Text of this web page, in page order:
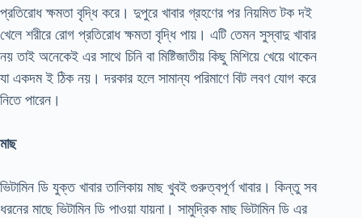
প্রতিরোধ ক্ষমতা বৃদ্ধি করে। দুপুরে খাবার গ্রহণের পর নিয়মিত টক দই
খেলে শরীরে রোগ প্রতিরোধ ক্ষমতা বৃদ্ধি পায়। এটি তেমন সুস্বাদু খাবার
নয় তাই অনেকেই এর সাথে চিনি বা মিষ্টিজাতীয় কিছু মিশিয়ে খেয়ে থাকেন
যা একদম ই ঠিক নয়। দরকার হলে সামান্য পরিমাণে বিট লবণ যোগ করে
নিতে পারেন।
মাছ
ভিটামিন ডি যুক্ত খাবার তালিকায় মাছ খুবই গুরুত্বপূর্ণ খাবার। কিন্তু সব
ধরনের মাছে ভিটামিন ডি পাওয়া যায়না। সামুদ্রিক মাছ ভিটামিন ডি এর